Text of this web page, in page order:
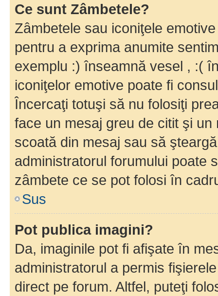
Ce sunt Zâmbetele?
Zâmbetele sau iconiţele
pentru a exprima anumite
exemplu :) înseamnă vesel , :(
iconiţelor emotive poate fi
Încercaţi totuşi să nu folosiţi
face un mesaj greu de citit şi
scoată din mesaj sau să
administratorul forumului poate
zâmbete ce se pot folosi în
Sus
Pot publica imagini?
Da, imaginile pot fi afişate în
administratorul a permis
direct pe forum. Altfel, puteţi